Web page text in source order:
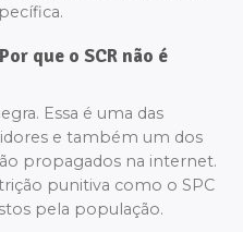
que o SCR não é
Essa é uma das
e também um dos
propagados na internet.
punitiva como o SPC
pela população.